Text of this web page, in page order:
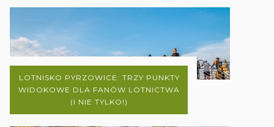
LOTNISKO PYRZOWICE: TRZY PUNKTY
WIDOKOWE DLA FANÓW LOTNICTWA
(I NIE TYLKO!)